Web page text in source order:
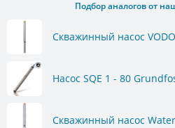
Подбор аналогов от
Скважинный насос
Насос SQE 1 - 80
Скважинный насос